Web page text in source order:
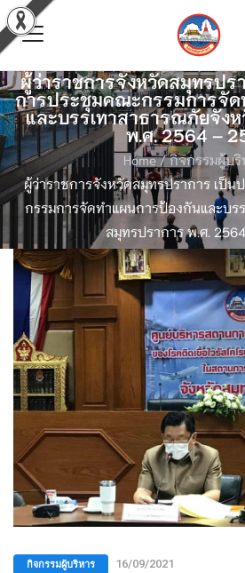
ผู้ว่าราชการจังหวัดสมุทรปร
การประชุมคณะกรรมการจั
และบรรเทาสาธารณภัยจัง
พ.ศ. 2564 –
Home/ กิจกรรมผู้บริ
ผู้ว่าราชการจังหวัดสมุทรปราการ เป็
กรรมการจัดทำแผนการป้องกันและบร
สมุทรปราการ พ.ศ.
กิจกรรมผู้บริหาร 16/09/2021